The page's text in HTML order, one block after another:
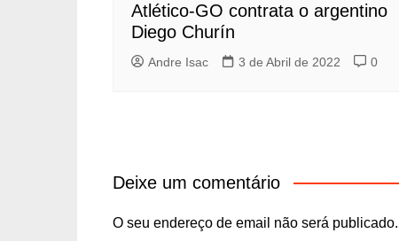
Atlético-GO contrata o argentino
Diego Churín
Andre Isac 3 de Abril de 2022 0
Deixe um comentário
O seu endereço de email não será publicado.